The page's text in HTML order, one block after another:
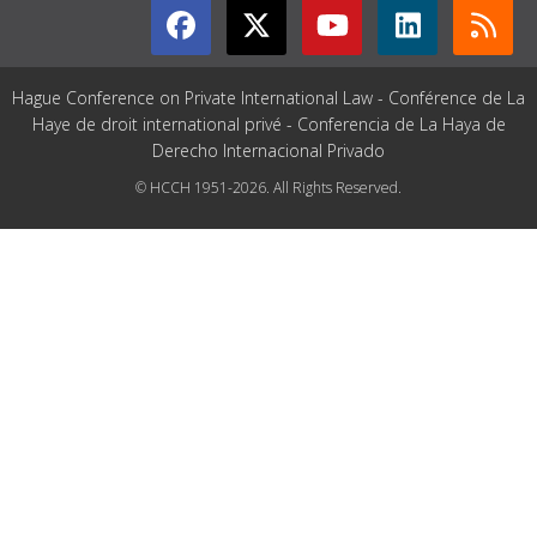
Hague Conference on Private International Law - Conférence de La
Haye de droit international privé - Conferencia de La Haya de
Derecho Internacional Privado
© HCCH 1951-2026. All Rights Reserved.